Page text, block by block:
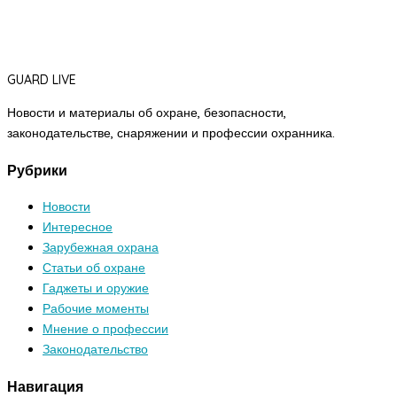
GUARD LIVE
Новости и материалы об охране, безопасности,
законодательстве, снаряжении и профессии охранника.
Рубрики
Новости
Интересное
Зарубежная охрана
Статьи об охране
Гаджеты и оружие
Рабочие моменты
Мнение о профессии
Законодательство
Навигация